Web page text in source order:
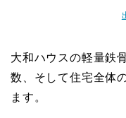
大和ハウスの軽量鉄
数、そして住宅全体
ます。